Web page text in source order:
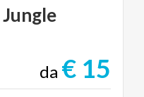
Jungle
da € 15